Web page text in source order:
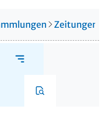
Zeitungen